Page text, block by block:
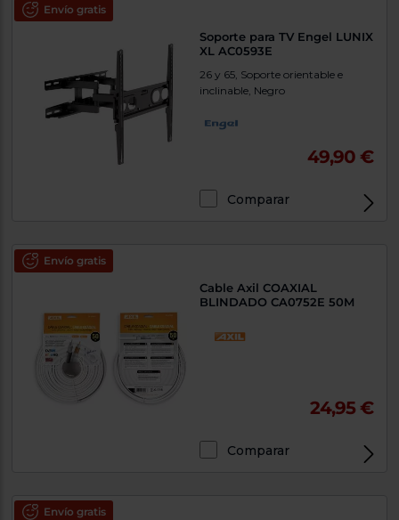
Envío gratis
Soporte para TV Engel LUNIX
XL AC0593E
26 y 65, Soporte orientable e
inclinable, Negro
49,90 €
Comparar
Envío gratis
Cable Axil COAXIAL
BLINDADO CA0752E 50M
24,95 €
Comparar
Envío gratis